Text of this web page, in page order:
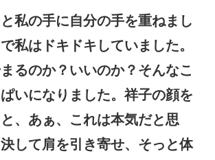
私の手に自分の手を重ねまし
私はドキドキしていました。
るのか？いいのか？そんなこ
いになりました。祥子の顔を
、あぁ、これは本気だと思
して肩を引き寄せ、そっと体